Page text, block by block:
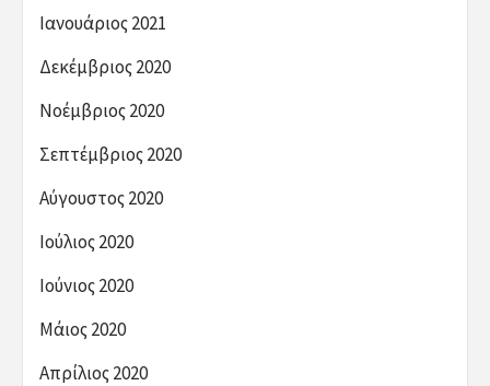
Ιανουάριος 2021
Δεκέμβριος 2020
Νοέμβριος 2020
Σεπτέμβριος 2020
Αύγουστος 2020
Ιούλιος 2020
Ιούνιος 2020
Μάιος 2020
Απρίλιος 2020